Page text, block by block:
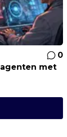
0
agenten met